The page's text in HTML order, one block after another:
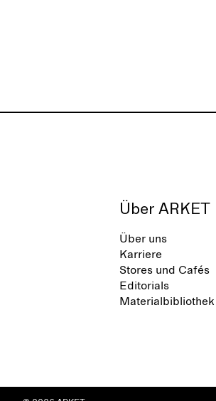
Über ARKET
Über uns
Karriere
Stores und Cafés
Editorials
Materialbibliothek